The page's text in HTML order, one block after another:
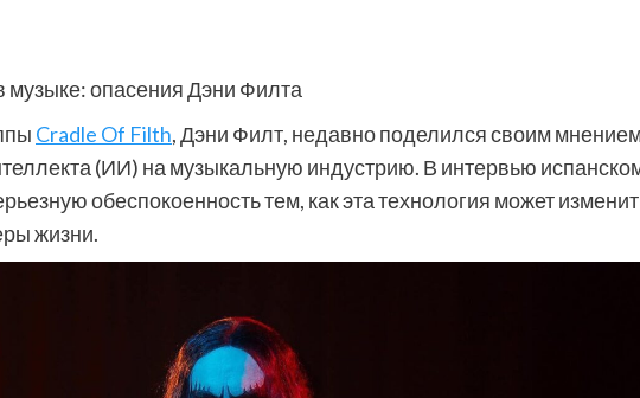
музыке: опасения Дэни Филта
Cradle Of Filth, Дэни Филт, недавно поделился своим
(ИИ) на музыкальную индустрию. В интервью
обеспокоенность тем, как эта технология может
жизни.